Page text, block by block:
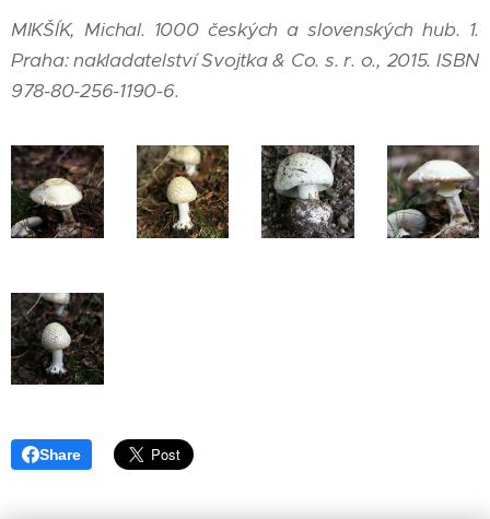
MIKŠÍK, Michal. 1000 českých a slovenských hub. 1.
Praha: nakladatelství Svojtka & Co. s. r. o., 2015. ISBN
978-80-256-1190-6.
Share